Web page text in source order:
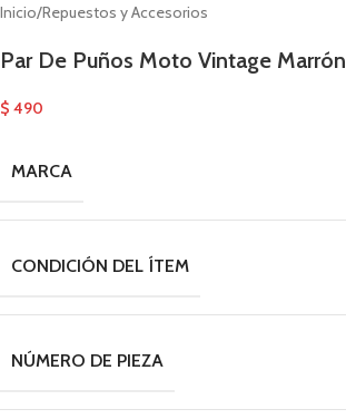
Inicio/Repuestos y Accesorios
Par De Puños Moto Vintage Marrón
$ 490
MARCA
CONDICIÓN DEL ÍTEM
NÚMERO DE PIEZA